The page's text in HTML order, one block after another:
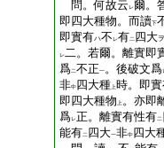
問。何故云 レ爾。
即四大種物。而讀下
即實有ハ不 レ有二 四大
レ二。若爾。離實即
爲二不正一。後破文爲
非中四大種 上時。即
即四大種物
上 。亦即
爲レ正。離實有性有二
能有二 四大一非中四大